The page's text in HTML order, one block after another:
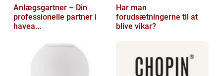
Anlægsgartner – Din
professionelle partner i
havea...
Har man
forudsætningerne til at
blive vikar?